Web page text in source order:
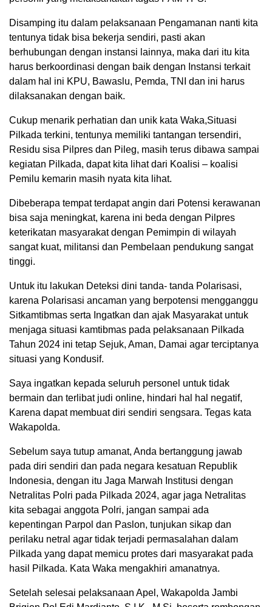
Disamping itu dalam pelaksanaan Pengamanan nanti kita
tentunya tidak bisa bekerja sendiri, pasti akan
berhubungan dengan instansi lainnya, maka dari itu kita
harus berkoordinasi dengan baik dengan Instansi terkait
dalam hal ini KPU, Bawaslu, Pemda, TNI dan ini harus
dilaksanakan dengan baik.
Cukup menarik perhatian dan unik kata Waka,Situasi
Pilkada terkini, tentunya memiliki tantangan tersendiri,
Residu sisa Pilpres dan Pileg, masih terus dibawa sampai
kegiatan Pilkada, dapat kita lihat dari Koalisi – koalisi
Pemilu kemarin masih nyata kita lihat.
Dibeberapa tempat terdapat angin dari Potensi kerawanan
bisa saja meningkat, karena ini beda dengan Pilpres
keterikatan masyarakat dengan Pemimpin di wilayah
sangat kuat, militansi dan Pembelaan pendukung sangat
tinggi.
Untuk itu lakukan Deteksi dini tanda- tanda Polarisasi,
karena Polarisasi ancaman yang berpotensi mengganggu
Sitkamtibmas serta Ingatkan dan ajak Masyarakat untuk
menjaga situasi kamtibmas pada pelaksanaan Pilkada
Tahun 2024 ini tetap Sejuk, Aman, Damai agar terciptanya
situasi yang Kondusif.
Saya ingatkan kepada seluruh personel untuk tidak
bermain dan terlibat judi online, hindari hal hal negatif,
Karena dapat membuat diri sendiri sengsara. Tegas kata
Wakapolda.
Sebelum saya tutup amanat, Anda bertanggung jawab
pada diri sendiri dan pada negara kesatuan Republik
Indonesia, dengan itu Jaga Marwah Institusi dengan
Netralitas Polri pada Pilkada 2024, agar jaga Netralitas
kita sebagai anggota Polri, jangan sampai ada
kepentingan Parpol dan Paslon, tunjukan sikap dan
perilaku netral agar tidak terjadi permasalahan dalam
Pilkada yang dapat memicu protes dari masyarakat pada
hasil Pilkada. Kata Waka mengakhiri amanatnya.
Setelah selesai pelaksanaan Apel, Wakapolda Jambi